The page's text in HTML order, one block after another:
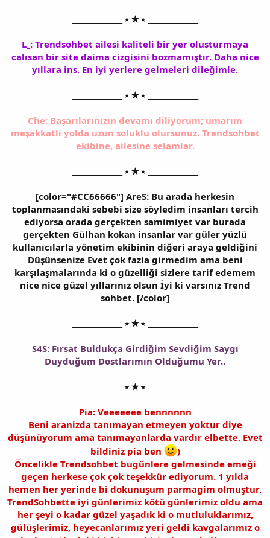
______________ ⭑ ★ ⭑ ______________
L_: Trendsohbet ailesi kaliteli bir yer olusturmaya
calısan bir site daima cizgisini bozmamıştır. Daha nice
yıllara ins. En iyi yerlere gelmeleri dileğimle.
______________ ⭑ ★ ⭑ ______________
Che: Başarılarınızın devamı diliyorum; umarım
meşakkatli yolda uzun soluklu olursunuz. Trendsohbet
ekibine, ailesine selamlar.
______________ ⭑ ★ ⭑ ______________
[color="#CC66666"] AreS: Bu arada herkesin
toplanmasındaki sebebi size söyledim insanları tercih
ediyorsa orada gerçekten samimiyet var burada
gerçekten Gülhan kokan insanlar var güler yüzlü
kullanıcılarla yönetim ekibinin diğeri araya geldiğini
Düşünsenize Evet çok fazla girmedim ama beni
karşılaşmalarında ki o güzelliği sizlere tarif edemem
nice nice güzel yıllarınız olsun İyi ki varsınız Trend
sohbet. [/color]
______________ ⭑ ★ ⭑ ______________
S4S: Fırsat Buldukça Girdiğim Sevdiğim Saygı
Duyduğum Dostlarımın Olduğumu Yer..
______________ ⭑ ★ ⭑ ______________
Pia: Veeeeeee bennnnnn
Beni aranizda tanımayan etmeyen yoktur diye
düşünüyorum ama tanımayanlarda vardır elbette. Evet
bildiniz pia ben
)
Öncelikle Trendsohbet bugünlere gelmesinde emeği
geçen herkese çok çok teşekkür ediyorum. 1 yılda
hemen her yerinde bi dokunuşum parmagim olmuştur.
TrendSohbette iyi günlerimiz kötü günlerimiz oldu ama
her şeyi o kadar güzel yaşadık ki o mutluluklarımız,
gülüşlerimiz, heyecanlarımız yeri geldi kavgalarımız o